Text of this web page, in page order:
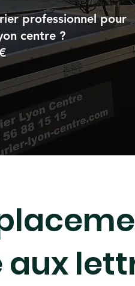
professionnel pour
centre ?
aux